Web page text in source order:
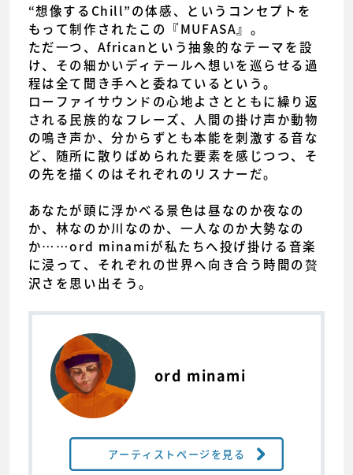
“想像するChill”の体感、というコンセプトを
もって制作されたこの『MUFASA』。
ただ一つ、Africanという抽象的なテーマを設
け、その細かいディテールへ想いを巡らせる過
程は全て聞き手へと委ねているという。
ローファイサウンドの心地よさとともに繰り返
される民族的なフレーズ、人間の掛け声か動物
の鳴き声か、分からずとも本能を刺激する音な
ど、随所に散りばめられた要素を感じつつ、そ
の先を描くのはそれぞれのリスナーだ。
あなたが頭に浮かべる景色は昼なのか夜なの
か、林なのか川なのか、一人なのか大勢なの
か……ord minamiが私たちへ投げ掛ける音楽
に浸って、それぞれの世界へ向き合う時間の贅
沢さを思い出そう。
ord minami
アーティストページを見る